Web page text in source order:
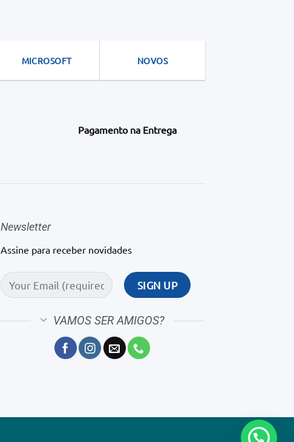
MICROSOFT NOVOS
Pagamento na Entrega
Newsletter
Assine para receber novidades
VAMOS SER AMIGOS?